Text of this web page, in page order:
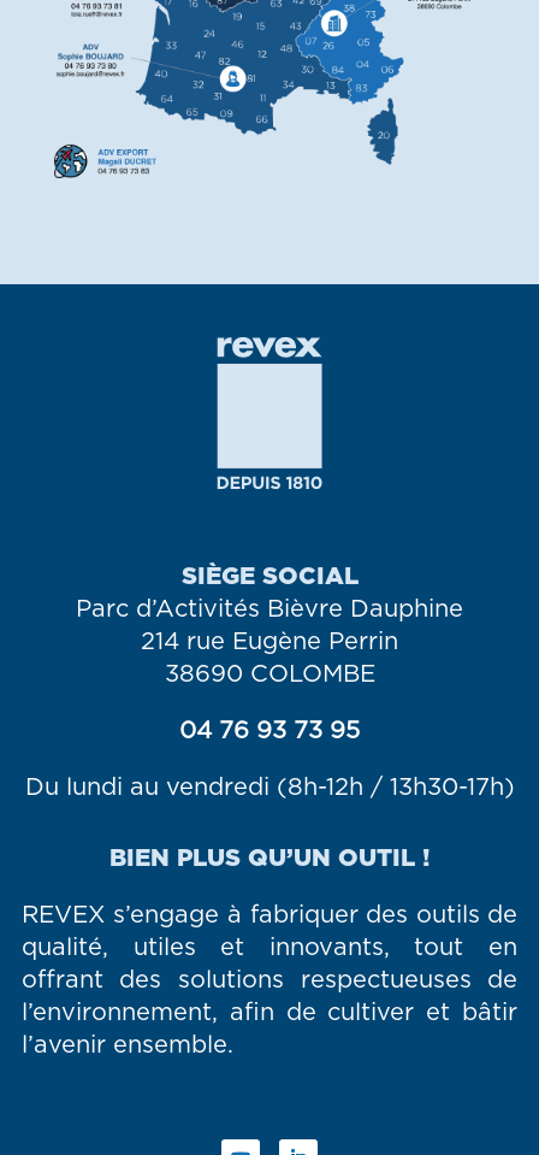
SIÈGE SOCIAL
Parc d’Activités Bièvre Dauphine
214 rue Eugène Perrin
38690 COLOMBE
04 76 93 73 95
Du lundi au vendredi (8h-12h / 13h30-17h)
BIEN PLUS QU’UN OUTIL !
REVEX s’engage à fabriquer des outils de
qualité, utiles et innovants, tout en
offrant des solutions respectueuses de
l’environnement, afin de cultiver et bâtir
l’avenir ensemble.